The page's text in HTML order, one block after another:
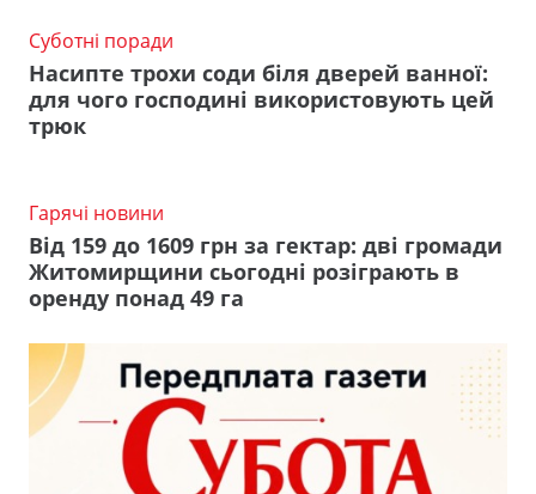
Суботні поради
Насипте трохи соди біля дверей ванної:
для чого господині використовують цей
трюк
Гарячі новини
Від 159 до 1609 грн за гектар: дві громади
Житомирщини сьогодні розіграють в
оренду понад 49 га